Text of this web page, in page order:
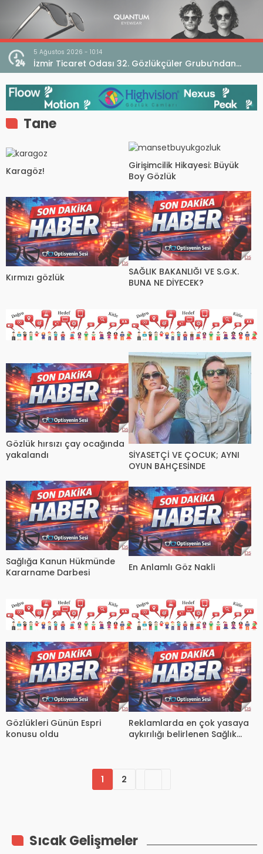
5 Ağustos 2026 - 10:14
İzmir Ticaret Odası 32. Gözlükçüler Grubu’ndan
TEBD II DigitaliSME Dijital Dönüşüm Projesi açıklaması
Tane
Karagöz!
Girişimcilik Hikayesi: Büyük
Boy Gözlük
Kırmızı gözlük
SAĞLIK BAKANLIĞI VE S.G.K.
BUNA NE DİYECEK?
Gözlük hırsızı çay ocağında
yakalandı
SİYASETÇİ VE ÇOCUK; AYNI
OYUN BAHÇESİNDE
Sağlığa Kanun Hükmünde
Kararname Darbesi
En Anlamlı Göz Nakli
Gözlükleri Günün Espri
konusu oldu
Reklamlarda en çok yasaya
aykırılığı belirlenen Sağlık
1 2
Sıcak Gelişmeler